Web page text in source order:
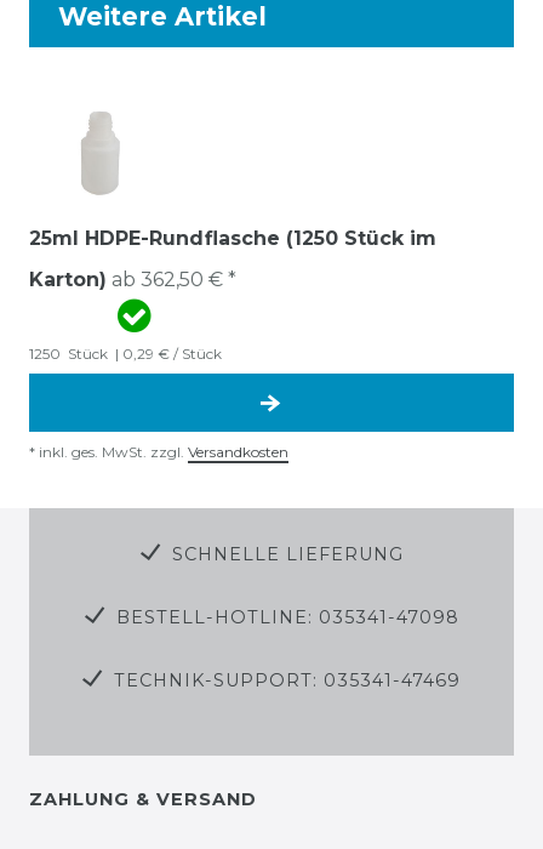
Weitere Artikel
25ml HDPE-Rundflasche (1250 Stück im
Karton) ab 362,50 € *
1250 Stück | 0,29 € / Stück
* inkl. ges. MwSt. zzgl. Versandkosten
SCHNELLE LIEFERUNG
BESTELL-HOTLINE: 035341-47098
TECHNIK-SUPPORT: 035341-47469
ZAHLUNG & VERSAND